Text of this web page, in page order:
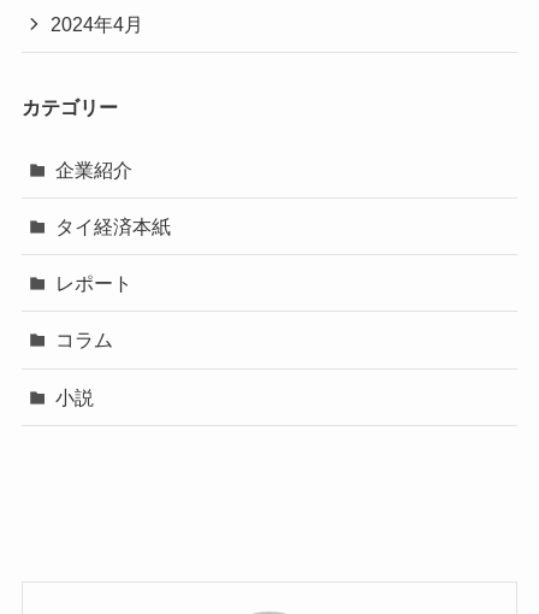
2024年4月
カテゴリー
企業紹介
タイ経済本紙
レポート
コラム
小説